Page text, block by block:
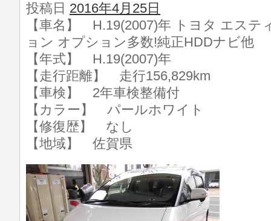
投稿日 2016年4月25日
【車名】 H.19(2007)年 トヨタ エステ
ョン オプション多数!純正HDDナビ他
【年式】 H.19(2007)年
【走行距離】 走行156,829km
【車検】 2年車検整備付
【カラー】 パールホワイト
【修復歴】 なし
【地域】 佐賀県